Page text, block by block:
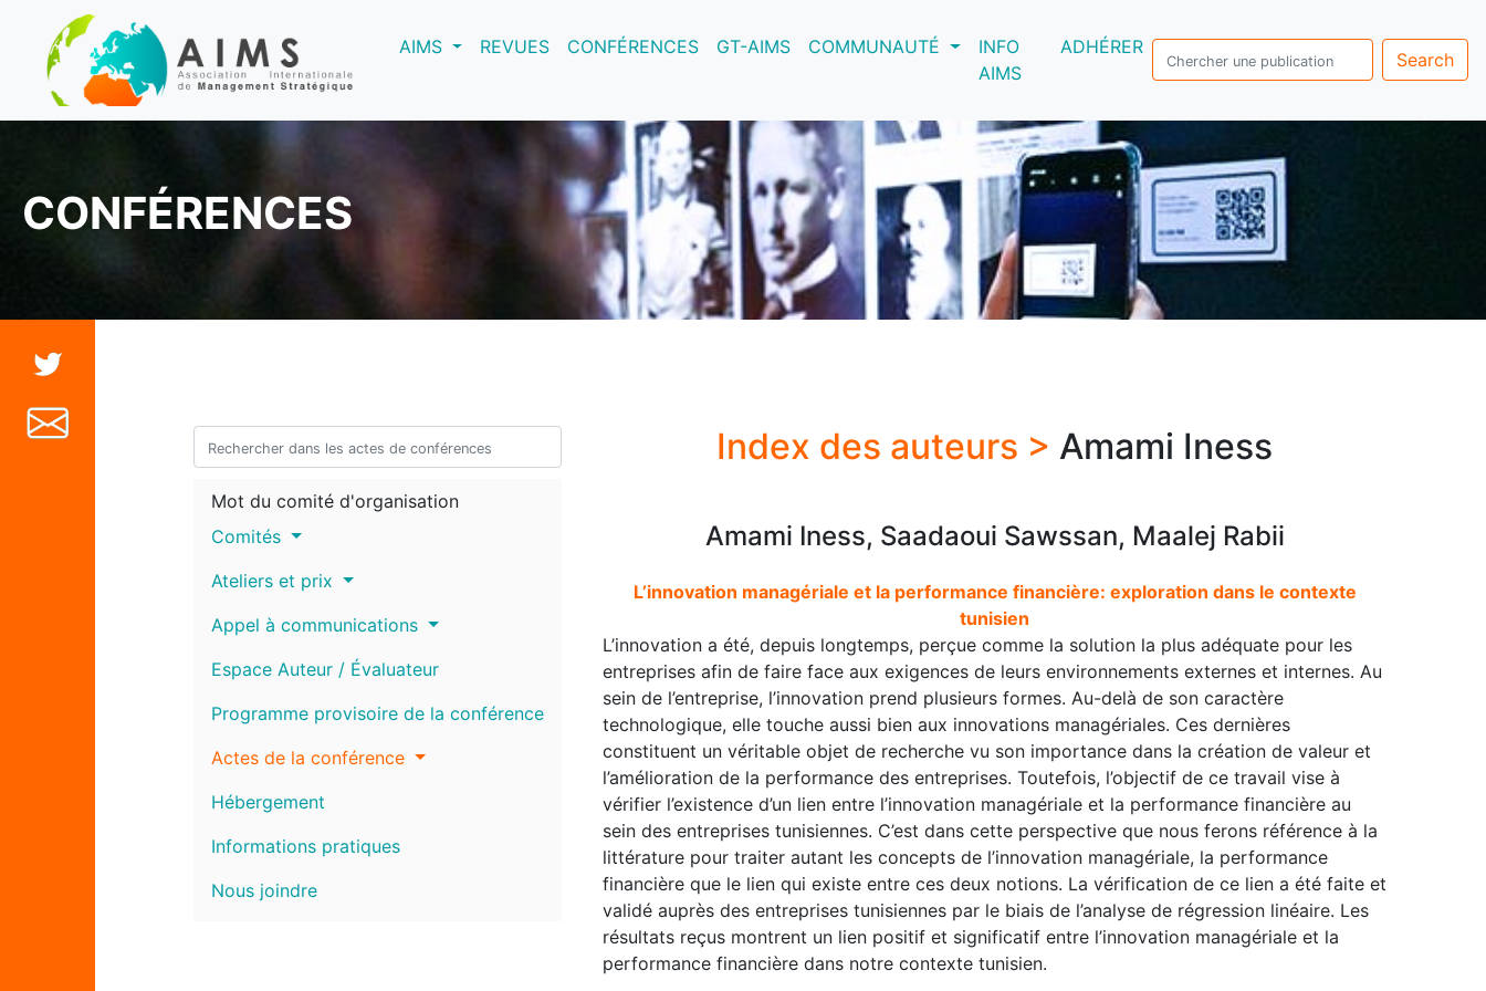
AIMS(current)REVUES CONFÉRENCES GT-AIMS COMMUNAUTÉ
INFO
AIMS
ADHÉRER
Search
CONFÉRENCES
Mot du comité d'organisation
Comités
Ateliers et prix
Appel à communications
Espace Auteur / Évaluateur
Programme provisoire de la conférence
Actes de la conférence
Hébergement
Informations pratiques
Nous joindre
Index des auteurs > Amami Iness
Amami Iness, Saadaoui Sawssan, Maalej Rabii
L’innovation managériale et la performance financière: exploration dans le contexte
tunisien
L’innovation a été, depuis longtemps, perçue comme la solution la plus adéquate pour les
entreprises afin de faire face aux exigences de leurs environnements externes et internes. Au
sein de l’entreprise, l’innovation prend plusieurs formes. Au-delà de son caractère
technologique, elle touche aussi bien aux innovations managériales. Ces dernières
constituent un véritable objet de recherche vu son importance dans la création de valeur et
l’amélioration de la performance des entreprises. Toutefois, l’objectif de ce travail vise à
vérifier l’existence d’un lien entre l’innovation managériale et la performance financière au
sein des entreprises tunisiennes. C’est dans cette perspective que nous ferons référence à la
littérature pour traiter autant les concepts de l’innovation managériale, la performance
financière que le lien qui existe entre ces deux notions. La vérification de ce lien a été faite et
validé auprès des entreprises tunisiennes par le biais de l’analyse de régression linéaire. Les
résultats reçus montrent un lien positif et significatif entre l’innovation managériale et la
performance financière dans notre contexte tunisien.